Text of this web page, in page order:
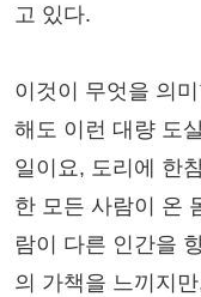
고 있다.
이것이 무엇을 의
해도 이런 대량 도
일이요, 도리에 한
한 모든 사람이 온
람이 다른 인간을
의 가책을 느끼지